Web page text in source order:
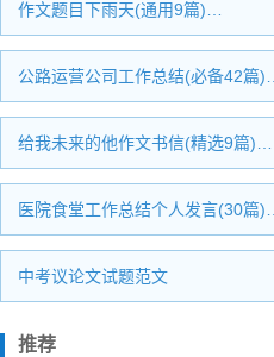
作文题目下雨天(通用9篇)…
公路运营公司工作总结(必备42篇)…
给我未来的他作文书信(精选9篇)…
医院食堂工作总结个人发言(30篇)…
中考议论文试题范文
推荐